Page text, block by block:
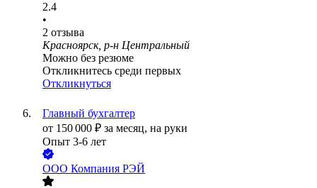
2.4
•
2 отзыва
Красноярск, р-н Центральный
Можно без резюме
Откликнитесь среди первых
Откликнуться
Главный бухгалтер
от 150 000 ₽ за месяц, на руки
Опыт 3-6 лет
ООО Компания РЭЙ